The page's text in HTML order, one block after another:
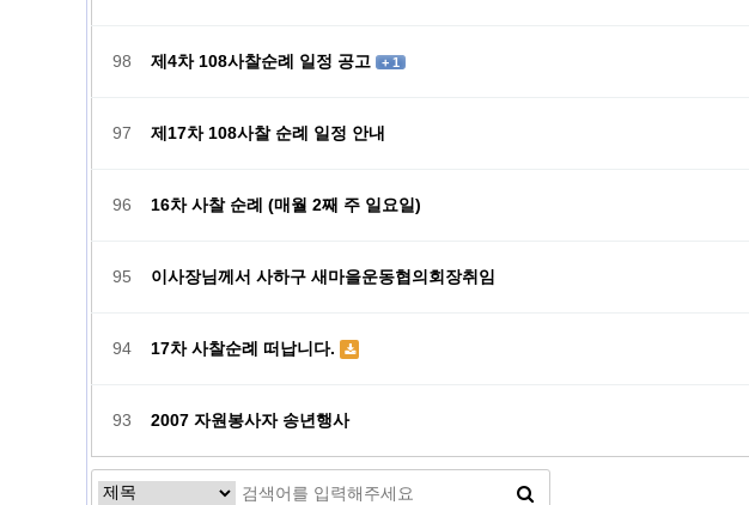
98 제4차 108사찰순례 일정 공고 + 1
97 제17차 108사찰 순례 일정 안내
96 16차 사찰 순례 (매월 2째 주 일요일)
95 이사장님께서 사하구 새마을운동협의회장취임
94 17차 사찰순례 떠납니다.
93 2007 자원봉사자 송년행사